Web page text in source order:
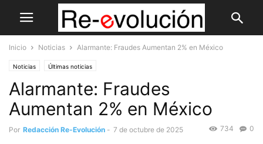
Inicio Noticias Alarmante: Fraudes Aumentan 2% en México
Noticias Últimas noticias
Alarmante: Fraudes
Aumentan 2% en México
Por Redacción Re-Evolución - 7 de octubre de 2025 0
734